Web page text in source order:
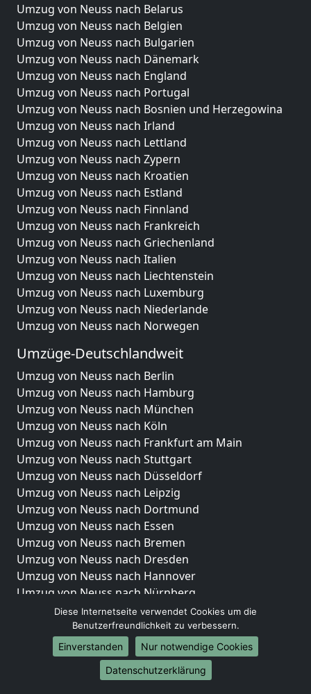
Umzug von Neuss nach Belarus
Umzug von Neuss nach Belgien
Umzug von Neuss nach Bulgarien
Umzug von Neuss nach Dänemark
Umzug von Neuss nach England
Umzug von Neuss nach Portugal
Umzug von Neuss nach Bosnien und Herzegowina
Umzug von Neuss nach Irland
Umzug von Neuss nach Lettland
Umzug von Neuss nach Zypern
Umzug von Neuss nach Kroatien
Umzug von Neuss nach Estland
Umzug von Neuss nach Finnland
Umzug von Neuss nach Frankreich
Umzug von Neuss nach Griechenland
Umzug von Neuss nach Italien
Umzug von Neuss nach Liechtenstein
Umzug von Neuss nach Luxemburg
Umzug von Neuss nach Niederlande
Umzug von Neuss nach Norwegen
Umzüge-Deutschlandweit
Umzug von Neuss nach Berlin
Umzug von Neuss nach Hamburg
Umzug von Neuss nach München
Umzug von Neuss nach Köln
Umzug von Neuss nach Frankfurt am Main
Umzug von Neuss nach Stuttgart
Umzug von Neuss nach Düsseldorf
Umzug von Neuss nach Leipzig
Umzug von Neuss nach Dortmund
Umzug von Neuss nach Essen
Umzug von Neuss nach Bremen
Umzug von Neuss nach Dresden
Umzug von Neuss nach Hannover
Umzug von Neuss nach Nürnberg
Umzug von Neuss nach Duisburg
Umzug von Neuss nach Bochum
Umzug von Neuss nach Wuppertal
Umzug von Neuss nach Bielefeld
Umzug von Neuss nach Bonn
Diese Internetseite verwendet Cookies um die
Benutzerfreundlichkeit zu verbessern.
Einverstanden
Nur notwendige Cookies
Datenschutzerklärung